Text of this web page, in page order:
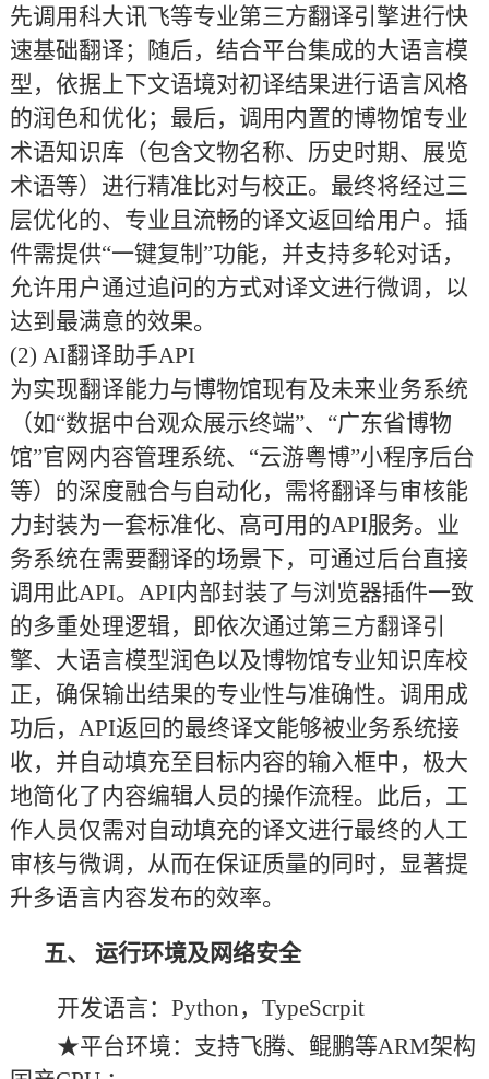
先调用科大讯飞等专业第三方翻译引擎进行快
速基础翻译；随后，结合平台集成的大语言模
型，依据上下文语境对初译结果进行语言风格
的润色和优化；最后，调用内置的博物馆专业
术语知识库（包含文物名称、历史时期、展览
术语等）进行精准比对与校正。最终将经过三
层优化的、专业且流畅的译文返回给用户。插
件需提供“一键复制”功能，并支持多轮对话，
允许用户通过追问的方式对译文进行微调，以
达到最满意的效果。
(2) AI翻译助手API
为实现翻译能力与博物馆现有及未来业务系统
（如“数据中台观众展示终端”、“广东省博物
馆”官网内容管理系统、“云游粤博”小程序后台
等）的深度融合与自动化，需将翻译与审核能
力封装为一套标准化、高可用的API服务。业
务系统在需要翻译的场景下，可通过后台直接
调用此API。API内部封装了与浏览器插件一致
的多重处理逻辑，即依次通过第三方翻译引
擎、大语言模型润色以及博物馆专业知识库校
正，确保输出结果的专业性与准确性。调用成
功后，API返回的最终译文能够被业务系统接
收，并自动填充至目标内容的输入框中，极大
地简化了内容编辑人员的操作流程。此后，工
作人员仅需对自动填充的译文进行最终的人工
审核与微调，从而在保证质量的同时，显著提
升多语言内容发布的效率。
五、 运行环境及网络安全
开发语言： Python，TypeScrpit
★平台环境：支持飞腾、鲲鹏等ARM架构